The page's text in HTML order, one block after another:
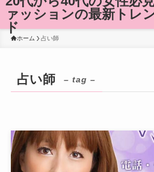
ァッションの最新トレ
ド
ホーム 占い師
占い師 – tag –